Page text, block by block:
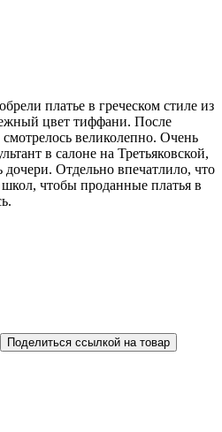
платье в греческом стиле из
цвет тиффани. После
великолепно. Очень
в салоне на Третьяковской,
дочери. Отдельно впечатлило, что
чтобы проданные платья в
Поделиться ссылкой на товар